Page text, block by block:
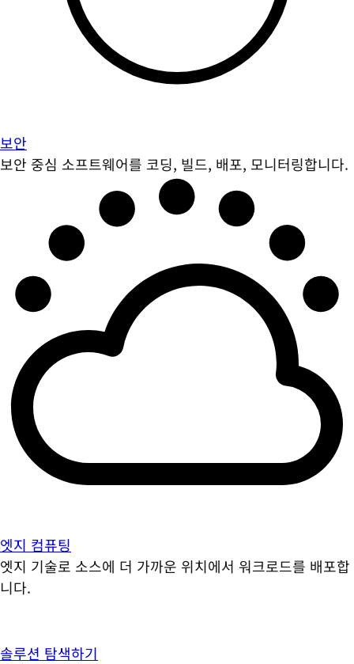
보안
보안 중심 소프트웨어를 코딩, 빌드, 배포, 모니터링합니다.
엣지 컴퓨팅
엣지 기술로 소스에 더 가까운 위치에서 워크로드를 배포합
니다.
솔루션 탐색하기